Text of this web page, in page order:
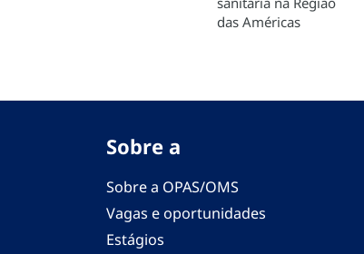
das Américas
Sobre a
Sobre a OPAS/OMS
Vagas e oportunidades
Estágios